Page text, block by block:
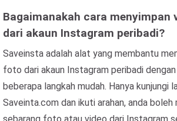
Bagaimanakah cara menyimpan
dari akaun Instagram peribadi?
Saveinsta adalah alat yang membantu
foto dari akaun Instagram peribadi
beberapa langkah mudah. Hanya kunjungi
Saveinta.com dan ikuti arahan, anda